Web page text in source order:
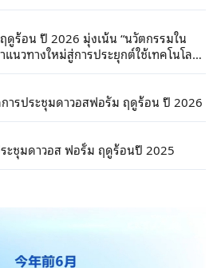
ดูร้อน ปี 2026 มุ่งเน้น “นวัตกรรมใน
นวทางใหม่สู่การประยุกต์ใช้เทคโนโลยี
การประชุมดาวอสฟอรัม ฤดูร้อน ปี 2026
ะชุมดาวอส ฟอรั่ม ฤดูร้อนปี 2025